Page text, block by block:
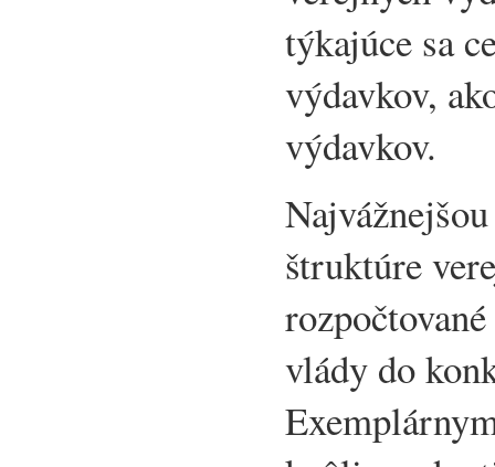
týkajúce sa
výdavkov,
výdavkov.
štruktúre
vlády do